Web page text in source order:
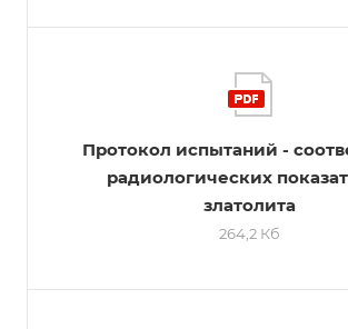
Протокол испытаний -
радиологических
златолита
264,2 Кб